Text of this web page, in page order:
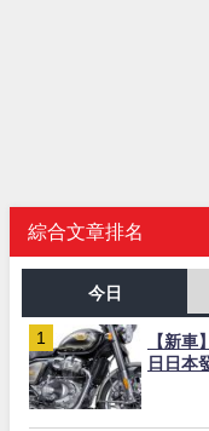
綜合文章排名
今日
【新
日日本